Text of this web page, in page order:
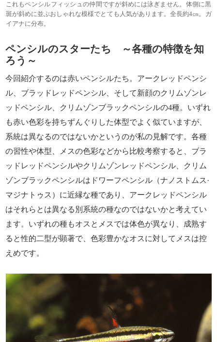
これもペンシルフィッシュの仲間ですが斜めには泳ぎません。体側に黒
斑が斜めに並ぶおしゃれな模様でとても人気があります。全長約4㎝。ガ
イアナに分布。
ペンシルのスターたち ～各種の特徴を知
ろう～
今回紹介するのは赤いペンシルたち。アークレッドペンシ
ル、ブラッドレッドペンシル、そして新顔のクリムゾンレ
ッドペンシル、クリムゾンブラックペンシルの4種。いずれ
も赤い色彩を持ちずんぐりした体型でよく似ていますが、
系統は異なるのではないかというのが私の見解です。各種
の習性や体型、メスの色彩などから比較考察すると、ブラ
ッドレッドペンシルやクリムゾンレッドペンシル、クリム
ゾンブラックペンシルはドワーフペンシル（ナノストムス·
マジナトゥス）に近縁な種であり、アークレッドペンシル
はそれらとは異なる別系統の種なのではないかと考えてい
ます。いずれの種もオスとメスでは体色が異なり、成熟す
ると性的二型が顕著で、色彩豊かなオスに対してメスは控
えめです。